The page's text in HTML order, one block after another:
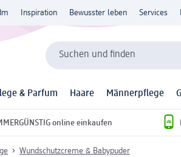
Inspiration Bewusster leben Services
Suchen und finden
& Parfum Haare Männerpflege
online einkaufen
Wundschutzcreme & Babypuder